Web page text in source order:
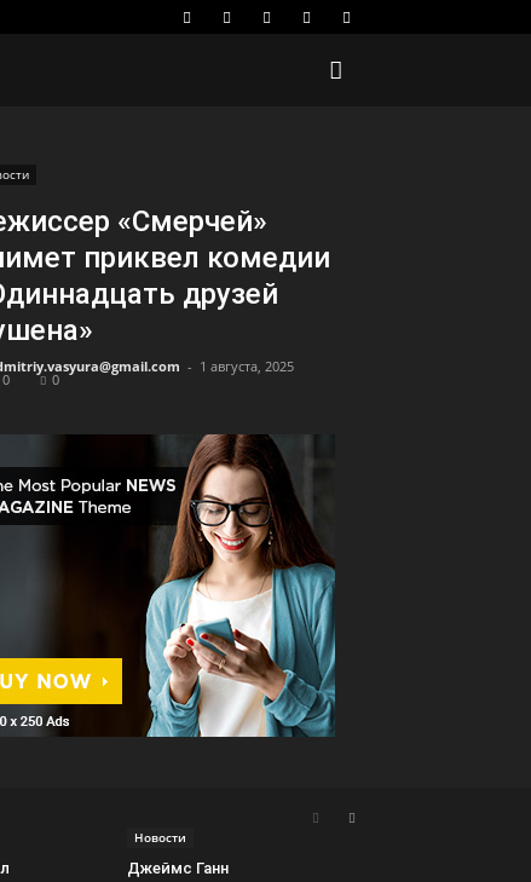
«Смерчей»
приквел комедии
друзей
- 1 августа, 2025
0
Новости
Джеймс Ганн